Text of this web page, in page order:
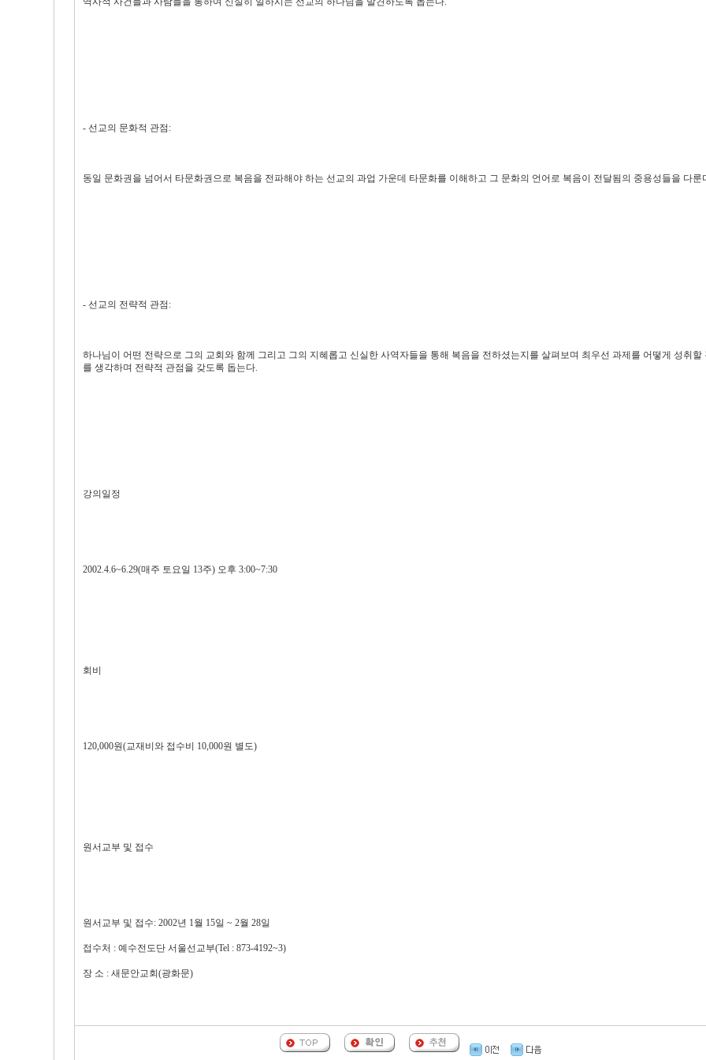
- 선교의 문화적 관점:
동일 문화권을 넘어서 타문화권으로 복음을 전파해야 하는 선교의 과업 가운데 타문화를 이해하고 그 문화의 언어로 복음이 전달됨의 중용성들을 다룬
- 선교의 전략적 관점:
하나님이 어떤 전략으로 그의 교회와 함께 그리고 그의 지혜롭고 신실한 사역자들을 통해 복음을 전하셨는지를 살펴보며 최우선 과제를 어떻게 성취할
를 생각하며 전략적 관점을 갖도록 돕는다.
강의일정
2002.4.6~6.29(매주 토요일 13주) 오후 3:00~7:30
회비
120,000원(교재비와 접수비 10,000원 별도)
원서교부 및 접수
원서교부 및 접수: 2002년 1월 15일 ~ 2월 28일
접수처 : 예수전도단 서울선교부(Tel : 873-4192~3)
장 소 : 새문안교회(광화문)